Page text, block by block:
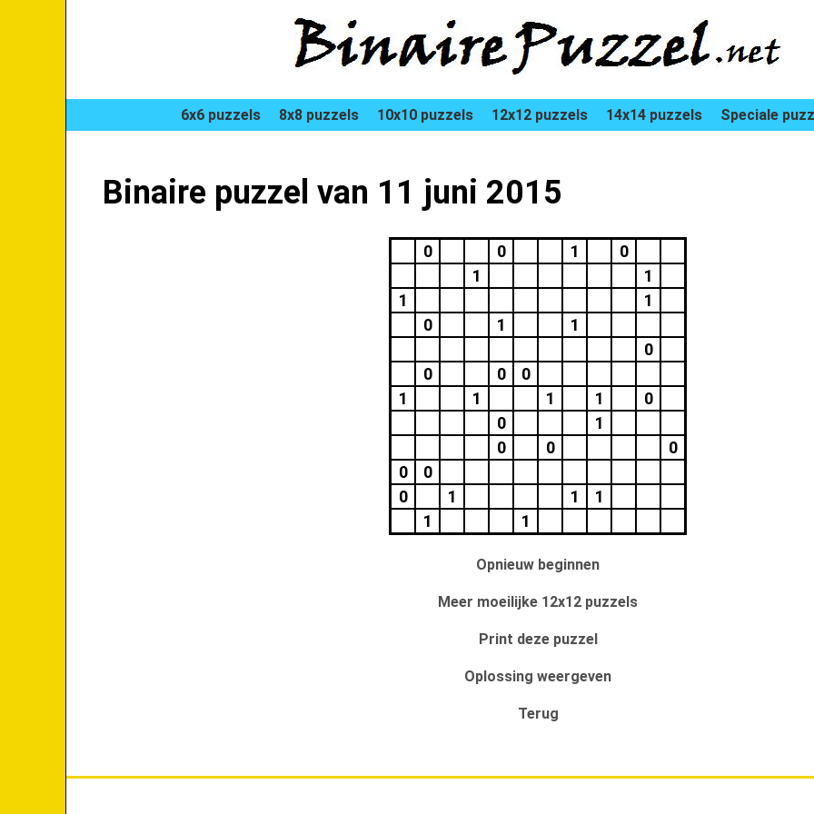
6x6 puzzels 8x8 puzzels 10x10 puzzels 12x12 puzzels 14x14 puzzels Speciale
Binaire puzzel van 11 juni 2015
0 0 1
0
1
1
1
1
0
1
1
0
0
0
0
1
1 1 1
0
0
1
0
0
0
0
0
0
1 1
1
1
1
Opnieuw beginnen
Meer moeilijke 12x12 puzzels
Print deze puzzel
Oplossing weergeven
Terug